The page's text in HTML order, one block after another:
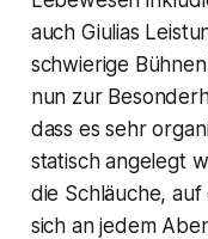
auch Giulias
schwierige
nun zur
dass es sehr
statisch angelegt
die Schläuche,
sich an jedem